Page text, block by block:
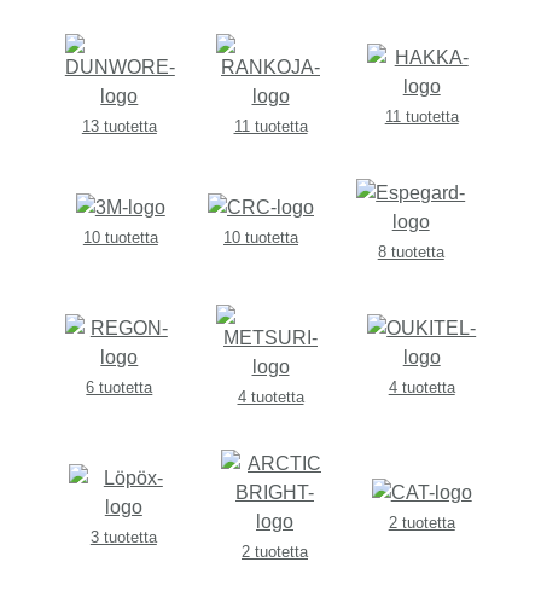
13 tuotetta 11 tuotetta
11 tuotetta
10 tuotetta
10 tuotetta
8 tuotetta
6 tuotetta
4 tuotetta
4 tuotetta
3 tuotetta
2 tuotetta
2 tuotetta